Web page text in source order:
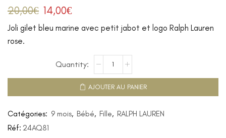
20,00€ 14,00€
Joli gilet bleu marine avec petit jabot et logo Ralph Lauren
rose.
AJOUTER AU PANIER
Catégories: 9 mois, Bébé, Fille, RALPH LAUREN
Réf: 24AQ81